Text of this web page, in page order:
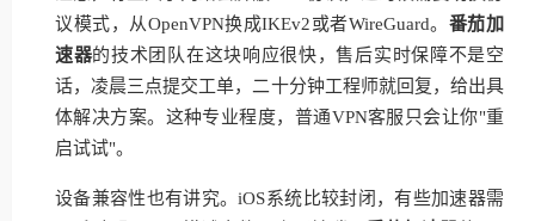
议模式，从OpenVPN换成IKEv2或者WireGuard。 番茄加
速器的技术团队在这块响应很快，售后实时保障不是空
话，凌晨三点提交工单，二十分钟工程师就回复，给出具
体解决方案。这种专业程度，普通VPN客服只会让你"重
启试试"。
设备兼容性也有讲究。iOS系统比较封闭，有些加速器需